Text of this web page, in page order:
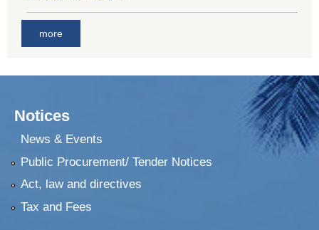
more
Notices
News & Events
Public Procurement/ Tender Notices
Act, law and directives
Tax and Fees